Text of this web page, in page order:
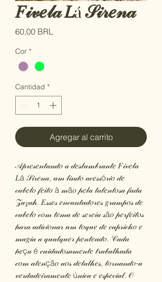
𝐹𝒾𝓋𝑒𝓁𝒶 𝐿á 𝒮𝒾𝓇𝑒𝓃𝒶
60,00 BRL
Cor *
Cantidad *
Agregar al carrito
𝒜𝓅𝓇𝑒𝓈𝑒𝓃𝓉𝒶𝓃𝒹𝑜 𝒶 𝒹𝑒𝓈𝓁𝓊𝓂𝒷𝓇𝒶𝓃𝓉𝑒 𝐹𝒾𝓋𝑒𝓁𝒶
𝐿á 𝒮𝒾𝓇𝑒𝓃𝒶, 𝓊𝓂 𝓁𝒾𝓃𝒹𝑜 𝒶𝒸𝑒𝓈𝓈ó𝓇𝒾𝑜 𝒹𝑒
𝒸𝒶𝒷𝑒𝓁𝑜 𝒻𝑒𝒾𝓉𝑜 à 𝓂ã𝑜 𝓅𝑒𝓁𝒶 𝓉𝒶𝓁𝑒𝓃𝓉𝑜𝓈𝒶 𝒻𝒶𝒹𝒶
𝒵𝒶𝓏𝒶𝒽. 𝐸𝓈𝓈𝑒𝓈 𝑒𝓃𝒸𝒶𝓃𝓉𝒶𝒹𝑜𝓇𝑒𝓈 𝑔𝓇𝒶𝓂𝓅𝑜𝓈 𝒹𝑒
𝒸𝒶𝒷𝑒𝓁𝑜 𝒸𝑜𝓂 𝓉𝑒𝓂𝒶 𝒹𝑒 𝓈𝑒𝓇𝑒𝒾𝒶 𝓈ã𝑜 𝓅𝑒𝓇𝒻𝑒𝒾𝓉𝑜𝓈
𝓅𝒶𝓇𝒶 𝒶𝒹𝒾𝒸𝒾𝑜𝓃𝒶𝓇 𝓊𝓂 𝓉𝑜𝓆𝓊𝑒 𝒹𝑒 𝒸𝒶𝓅𝓇𝒾𝒸𝒽𝑜 𝑒
𝓂𝒶𝑔𝒾𝒶 𝒶 𝓆𝓊𝒶𝓁𝓆𝓊𝑒𝓇 𝓅𝑒𝓃𝓉𝑒𝒶𝒹𝑜. 𝒞𝒶𝒹𝒶
𝓅𝑒ç𝒶 é 𝒸𝓊𝒾𝒹𝒶𝒹𝑜𝓈𝒶𝓂𝑒𝓃𝓉𝑒 𝓉𝓇𝒶𝒷𝒶𝓁𝒽𝒶𝒹𝒶
𝒸𝑜𝓂 𝒶𝓉𝑒𝓃çã𝑜 𝒶𝑜𝓈 𝒹𝑒𝓉𝒶𝓁𝒽𝑒𝓈, 𝓉𝑜𝓇𝓃𝒶𝓃𝒹𝑜-𝒶
𝓋𝑒𝓇𝒹𝒶𝒹𝑒𝒾𝓇𝒶𝓂𝑒𝓃𝓉𝑒 ú𝓃𝒾𝒸𝒶 𝑒 𝑒𝓈𝓅𝑒𝒸𝒾𝒶𝓁. 𝒪